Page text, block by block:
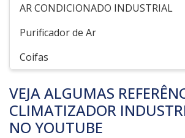
AR CONDICIONADO INDUSTRIAL
Purificador de Ar
Coifas
VEJA ALGUMAS
CLIMATIZADOR
NO YOUTUBE